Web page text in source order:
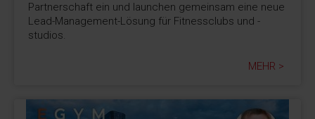
Partnerschaft ein und launchen gemeinsam eine neue
Lead-Management-Lösung für Fitnessclubs und -
studios.
MEHR >